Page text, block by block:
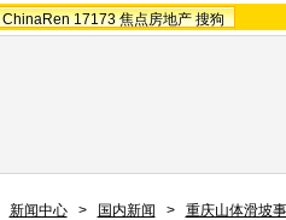
ChinaRen 17173 焦点房地产 搜狗
新闻中心 > 国内新闻 > 重庆山体滑坡